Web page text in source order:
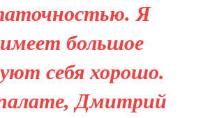
Я
большое
себя хорошо.
Дмитрий